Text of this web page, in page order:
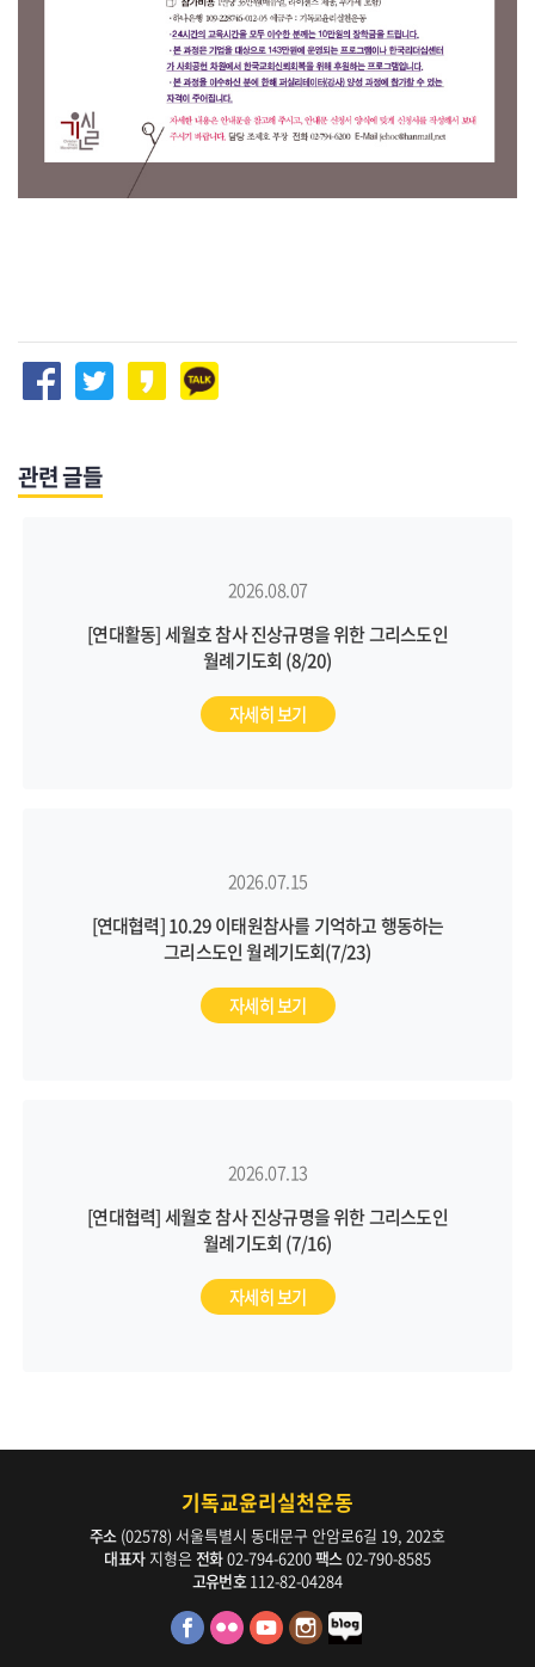
관련 글들
2026.08.07
[연대활동] 세월호 참사 진상규명을 위한 그리스도인
월례기도회 (8/20)
자세히 보기
2026.07.15
[연대협력] 10.29 이태원참사를 기억하고 행동하는
그리스도인 월례기도회(7/23)
자세히 보기
2026.07.13
[연대협력] 세월호 참사 진상규명을 위한 그리스도인
월례기도회 (7/16)
자세히 보기
기독교윤리실천운동
주소 (02578) 서울특별시 동대문구 안암로6길 19, 202호
대표자지형은 전화02-794-6200팩스 02-790-8585
고유번호 112-82-04284